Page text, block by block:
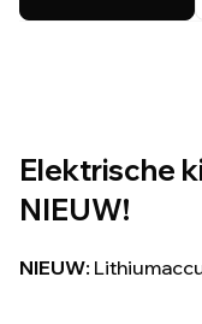
Elektrische
NIEUW!
NIEUW: